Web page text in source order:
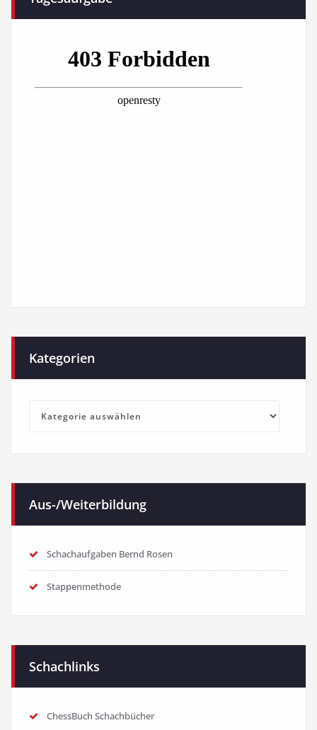
Kategorien
Kategorien
Aus-/Weiterbildung
Schachaufgaben Bernd Rosen
Stappenmethode
Schachlinks
ChessBuch Schachbücher